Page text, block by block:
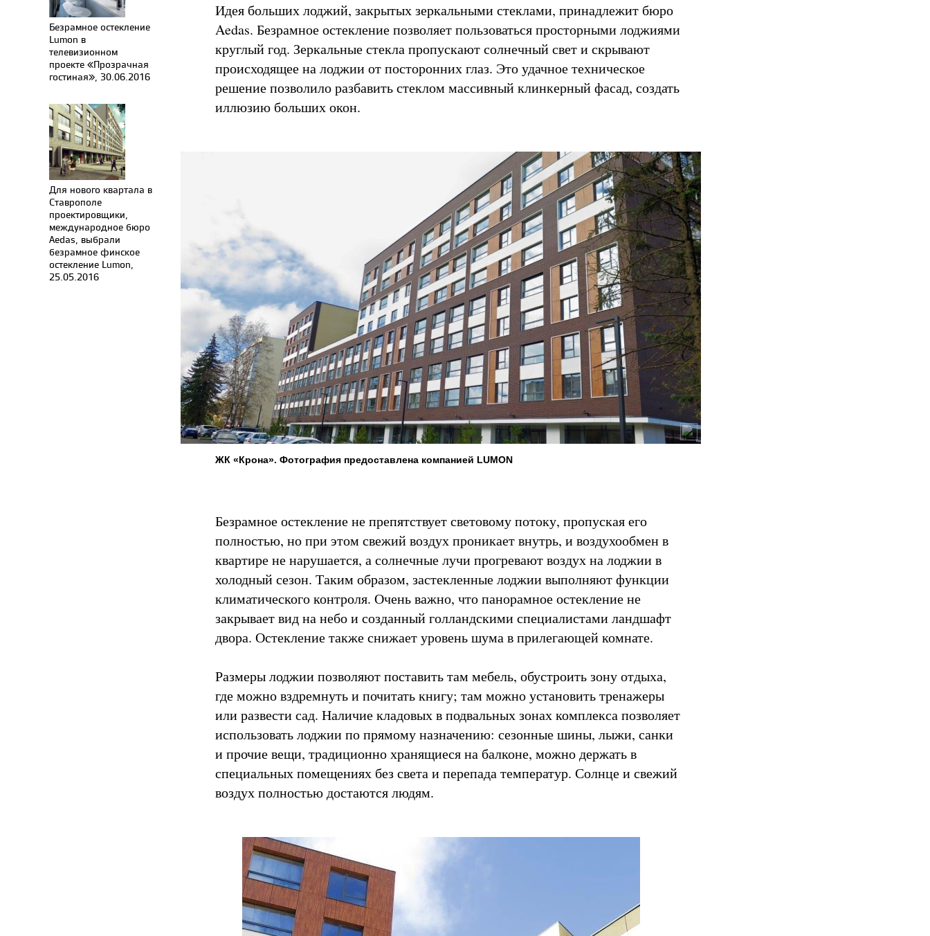
Безрамное остекление
Lumon в
телевизионном
проекте «Прозрачная
гостиная», 30.06.2016
Для нового квартала в
Ставрополе
проектировщики,
международное бюро
Aedas, выбрали
безрамное финское
остекление Lumon,
25.05.2016
Идея больших лоджий, закрытых зеркальными стеклами, принадлежит бюро
Aedas. Безрамное остекление позволяет пользоваться просторными лоджиями
круглый год. Зеркальные стекла пропускают солнечный свет и скрывают
происходящее на лоджии от посторонних глаз. Это удачное техническое
решение позволило разбавить стеклом массивный клинкерный фасад, создать
иллюзию больших окон.
ЖК «Крона». Фотография предоставлена компанией LUMON
Безрамное остекление не препятствует световому потоку, пропуская его
полностью, но при этом свежий воздух проникает внутрь, и воздухообмен в
квартире не нарушается, а солнечные лучи прогревают воздух на лоджии в
холодный сезон. Таким образом, застекленные лоджии выполняют функции
климатического контроля. Очень важно, что панорамное остекление не
закрывает вид на небо и созданный голландскими специалистами ландшафт
двора. Остекление также снижает уровень шума в прилегающей комнате.
Размеры лоджии позволяют поставить там мебель, обустроить зону отдыха,
где можно вздремнуть и почитать книгу; там можно установить тренажеры
или развести сад. Наличие кладовых в подвальных зонах комплекса позволяет
использовать лоджии по прямому назначению: сезонные шины, лыжи, санки
и прочие вещи, традиционно хранящиеся на балконе, можно держать в
специальных помещениях без света и перепада температур. Солнце и свежий
воздух полностью достаются людям.